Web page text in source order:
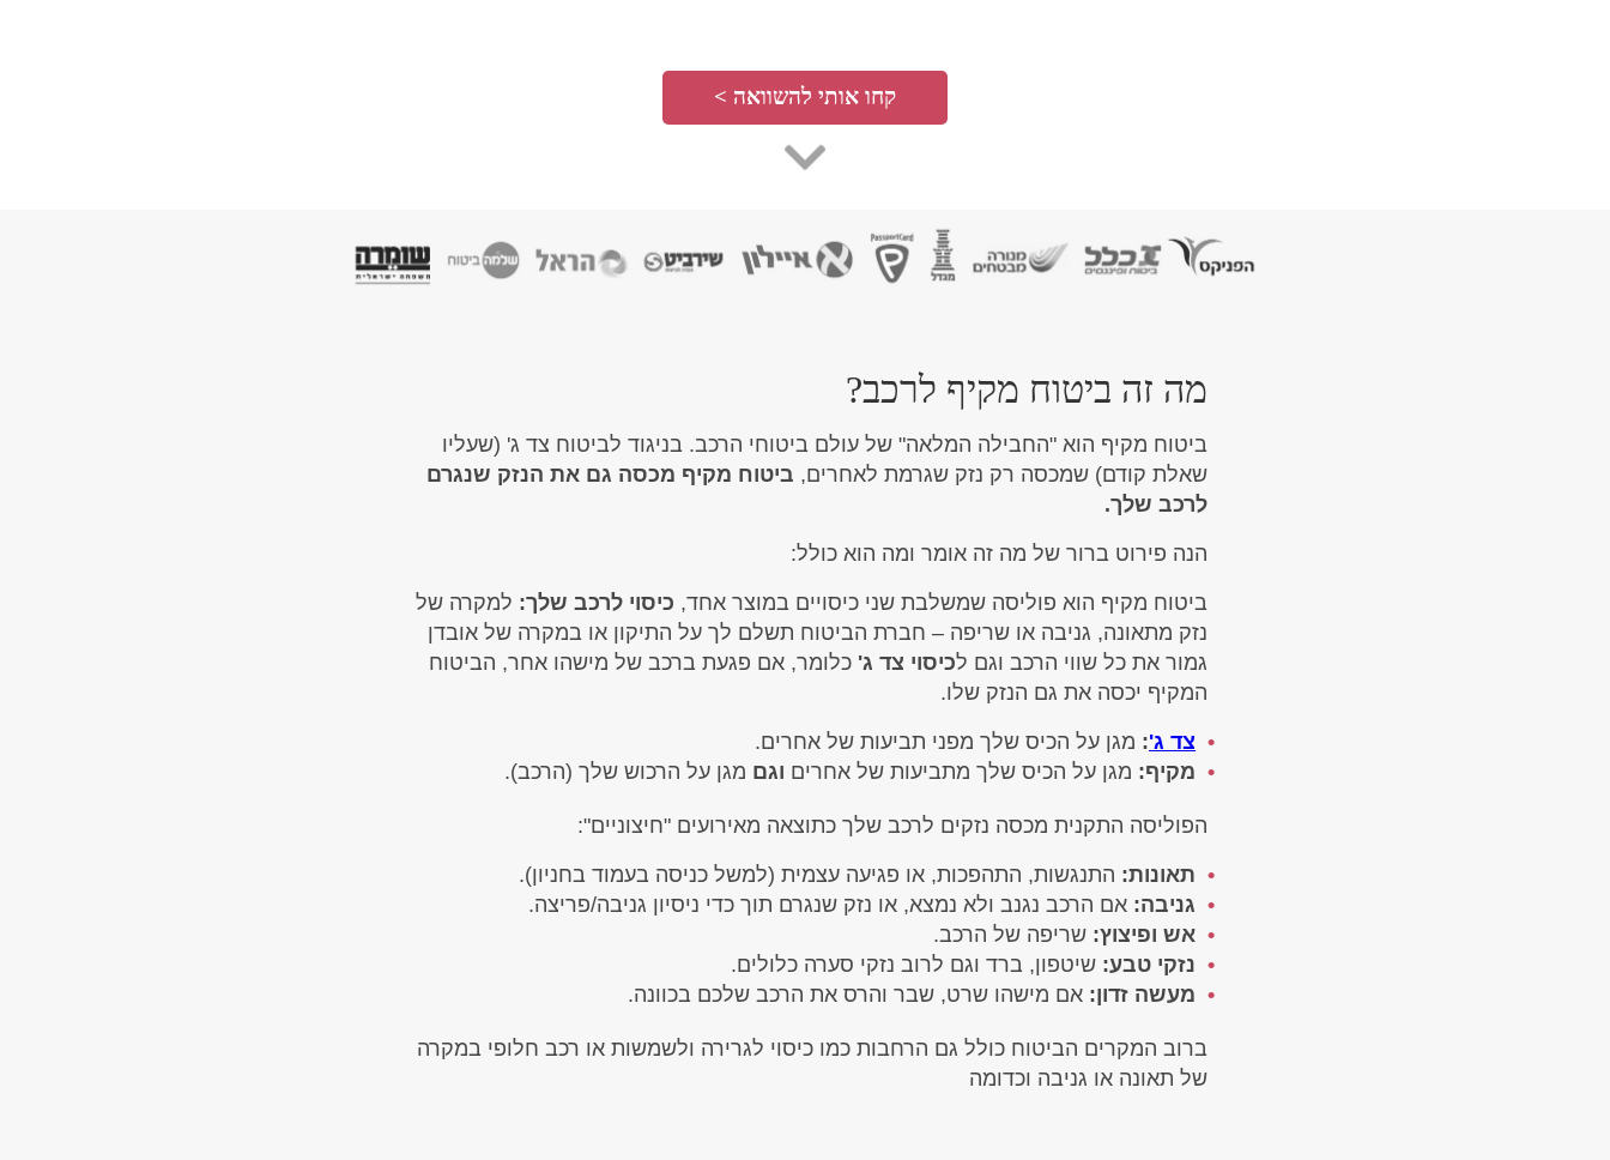
קחו אותי להשוואה >
מה זה ביטוח מקיף לרכב?
ביטוח מקיף הוא "החבילה המלאה" של עולם ביטוחי הרכב. בניגוד לביטוח צד ג' (שעליו
שאלת קודם) שמכסה רק נזק שגרמת לאחרים, ביטוח מקיף מכסה גם את הנזק שנגרם
לרכב שלך.
הנה פירוט ברור של מה זה אומר ומה הוא כולל:
ביטוח מקיף הוא פוליסה שמשלבת שני כיסויים במוצר אחד, כיסוי לרכב שלך: למקרה של
נזק מתאונה, גניבה או שריפה – חברת הביטוח תשלם לך על התיקון או במקרה של אובדן
גמור את כל שווי הרכב וגם לכיסוי צד ג' כלומר, אם פגעת ברכב של מישהו אחר, הביטוח
המקיף יכסה את גם הנזק שלו.
צד ג': מגן על הכיס שלך מפני תביעות של אחרים.
מקיף: מגן על הכיס שלך מתביעות של אחרים וגם מגן על הרכוש שלך (הרכב).
הפוליסה התקנית מכסה נזקים לרכב שלך כתוצאה מאירועים "חיצוניים":
תאונות: התנגשות, התהפכות, או פגיעה עצמית (למשל כניסה בעמוד בחניון).
גניבה: אם הרכב נגנב ולא נמצא, או נזק שנגרם תוך כדי ניסיון גניבה/פריצה.
אש ופיצוץ: שריפה של הרכב.
נזקי טבע: שיטפון, ברד וגם לרוב נזקי סערה כלולים.
מעשה זדון: אם מישהו שרט, שבר והרס את הרכב שלכם בכוונה.
ברוב המקרים הביטוח כולל גם הרחבות כמו כיסוי לגרירה ולשמשות או רכב חלופי במקרה
של תאונה או גניבה וכדומה